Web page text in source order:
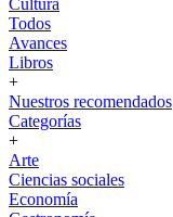
Cultura
Todos
Avances
Libros
+
Nuestros recomendados
Categorías
+
Arte
Ciencias sociales
Economía